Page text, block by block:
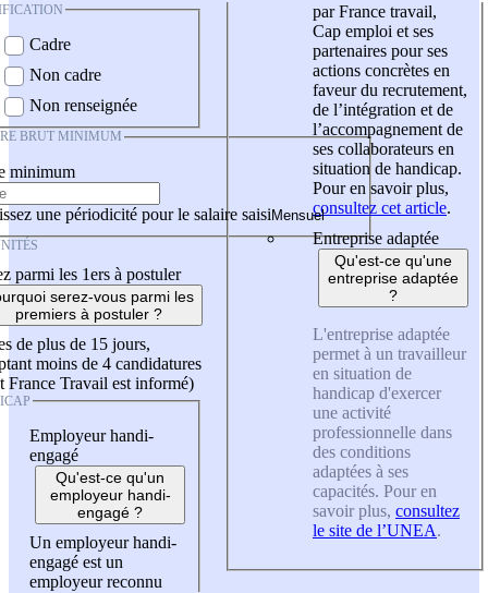
Cadre
Non cadre
Non renseignée
BRUT MINIMUM
minimum
une périodicité pour le salaire saisi
parmi les 1ers à postuler
serez-vous parmi les
premiers à postuler ?
de plus de 15 jours,
moins de 4 candidatures
France Travail est informé)
Employeur handi-
engagé
Qu'est-ce qu'un
employeur handi-
engagé ?
Un employeur handi-
engagé est un
employeur reconnu
par France travail,
Cap emploi et ses
partenaires pour ses
actions concrètes en
faveur du recrutement,
de l’intégration et de
l’accompagnement de
ses collaborateurs en
situation de handicap.
Pour en savoir plus,
consultez cet article.
Entreprise adaptée
Qu'est-ce qu'une
entreprise adaptée
?
L'entreprise adaptée
permet à un travailleur
en situation de
handicap d'exercer
une activité
professionnelle dans
des conditions
adaptées à ses
capacités. Pour en
savoir plus, consultez
le site de l’UNEA.